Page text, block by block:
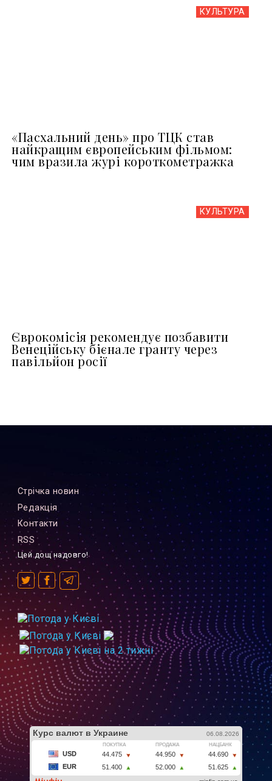
КУЛЬТУРА
«Пасхальний день» про ТЦК став
найкращим європейським фільмом:
чим вразила журі короткометражка
КУЛЬТУРА
Єврокомісія рекомендує позбавити
Венеційську бієнале гранту через
павільйон росії
Стрiчка новин
Редакцiя
Контакти
RSS
Цей дощ надовго!